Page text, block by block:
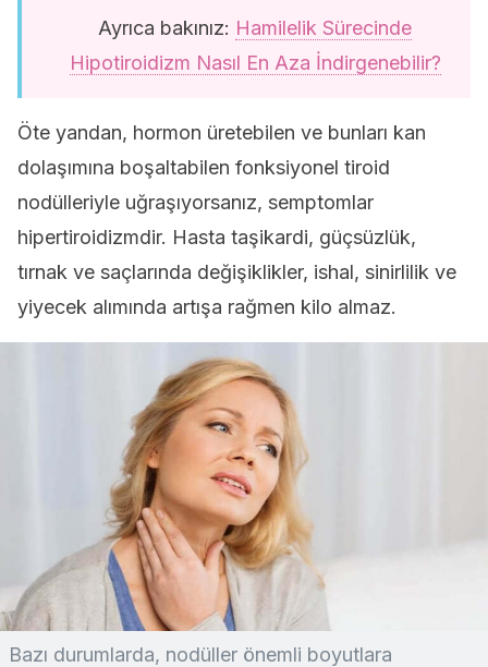
Ayrıca bakınız: Hamilelik Sürecinde
Hipotiroidizm Nasıl En Aza İndirgenebilir?
Öte yandan, hormon üretebilen ve bunları kan
dolaşımına boşaltabilen fonksiyonel tiroid
nodülleriyle uğraşıyorsanız, semptomlar
hipertiroidizmdir. Hasta taşikardi, güçsüzlük,
tırnak ve saçlarında değişiklikler, ishal, sinirlilik ve
yiyecek alımında artışa rağmen kilo almaz.
Bazı durumlarda, nodüller önemli boyutlara